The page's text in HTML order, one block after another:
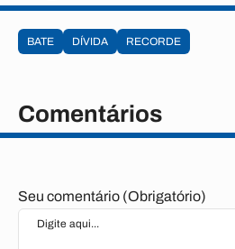
BATE DÍVIDA RECORDE
Comentários
Seu comentário (Obrigatório)